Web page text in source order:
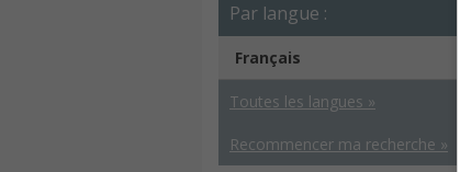
Par langue :
Français
Toutes les langues »
Recommencer ma recherche »